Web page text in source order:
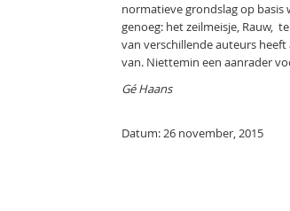
normatieve grondslag op basis
genoeg: het zeilmeisje, Rauw,
van verschillende auteurs heeft
van. Niettemin een aanrader
Gé Haans
Datum: 26 november, 2015